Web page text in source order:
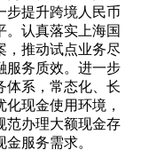
步提升跨境人民币
。认真落实上海国
，推动试点业务尽
服务质效。进一步
体系，常态化、长
现金使用环境，
范办理大额现金存
服务需求。